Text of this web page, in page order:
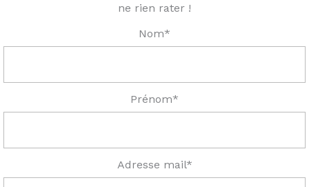
ne rien rater !
Nom*
Prénom*
Adresse mail*